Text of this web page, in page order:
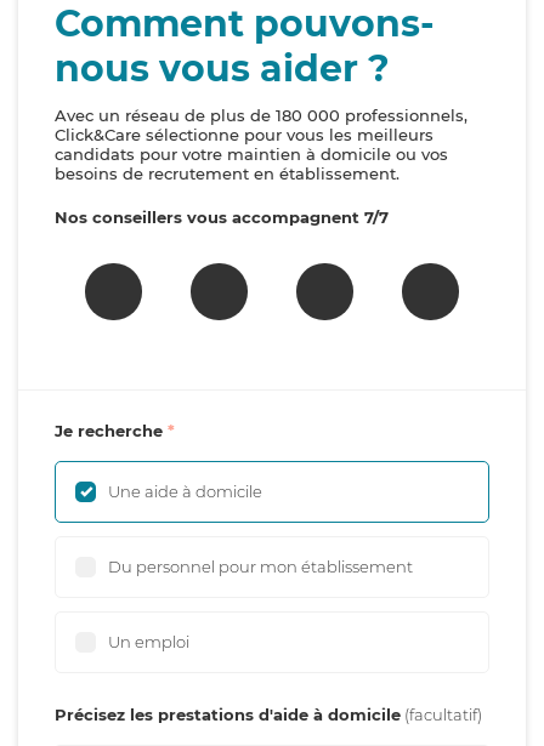
Comment pouvons-
nous vous aider ?
Avec un réseau de plus de 180 000 professionnels,
Click&Care sélectionne pour vous les meilleurs
candidats pour votre maintien à domicile ou vos
besoins de recrutement en établissement.
Nos conseillers vous accompagnent 7/7
Je recherche
Une aide à domicile
Du personnel pour mon établissement
Un emploi
Précisez les prestations d'aide à domicile